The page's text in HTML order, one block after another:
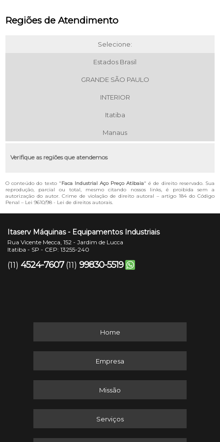
Regiões de Atendimento
Selecione:
Estados Brasil
GRANDE SÃO PAULO
INTERIOR
Itatiba
Manaus
Verifique as regiões que atendemos
O conteúdo do texto "Faca Industrial Aço Preço Atibaia" é de direito reservado. Sua
reprodução, parcial ou total, mesmo citando nossos links, é proibida sem a
autorização do autor. Crime de violação de direito autoral – artigo 184 do Código
Penal – Lei 9610/98 - Lei de direitos autorais.
Itaserv Máquinas - Equipamentos Industriais
Rua Vicente Mecca, 152 - Jardim de Lucca
Itatiba - SP - CEP: 13255-240
(11) 4524-7607 (11) 99830-5519
Home
Empresa
Missão
Serviços